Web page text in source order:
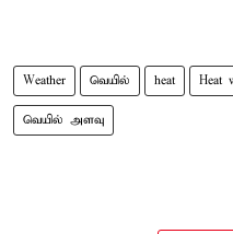
Weather வெயில் heat Heat
வெயில் அளவு